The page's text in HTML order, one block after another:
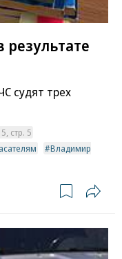
результате
судят трех
стр. 5
Владимир